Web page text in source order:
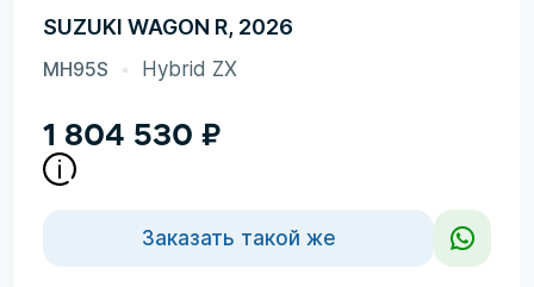
SUZUKI WAGON R, 2026
MH95S Hybrid ZX
1 804 530 ₽
Заказать такой же